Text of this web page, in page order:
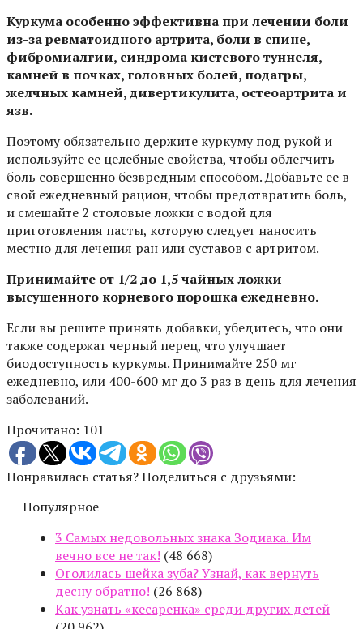
Куркума особенно эффективна при лечении боли
из-за ревматоидного артрита, боли в спине,
фибромиалгии, синдрома кистевого туннеля,
камней в почках, головных болей, подагры,
желчных камней, дивертикулита, остеоартрита и
язв.
Поэтому обязательно держите куркуму под рукой и
используйте ее целебные свойства, чтобы облегчить
боль совершенно безвредным способом. Добавьте ее в
свой ежедневный рацион, чтобы предотвратить боль,
и смешайте 2 столовые ложки с водой для
приготовления пасты, которую следует наносить
местно для лечения ран или суставов с артритом.
Принимайте от 1/2 до 1,5 чайных ложки
высушенного корневого порошка ежедневно.
Если вы решите принять добавки, убедитесь, что они
также содержат черный перец, что улучшает
биодоступность куркумы. Принимайте 250 мг
ежедневно, или 400-600 мг до 3 раз в день для лечения
заболеваний.
Прочитано: 101
Понравилась статья? Поделиться с друзьями:
Популярное
3 Самых недовольных знака Зодиака. Им
вечно все не так! (48 668)
Оголилась шейка зуба? Узнай, как вернуть
десну обратно! (26 868)
Как узнать «кесаренка» среди других детей